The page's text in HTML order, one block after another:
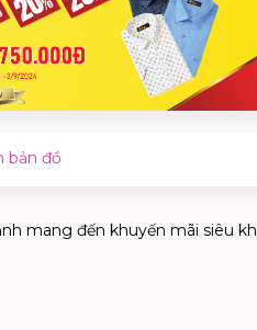
bản đồ
nh mang đến khuyến mãi siêu kh